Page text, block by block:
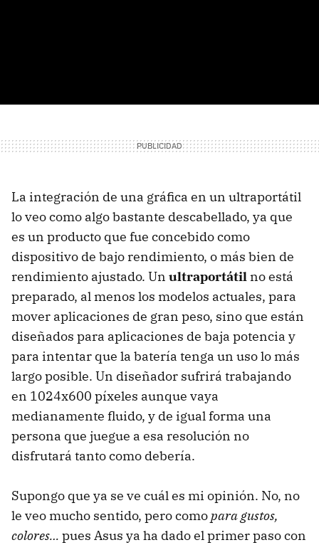
La integración de una gráfica en un ultraportátil
lo veo como algo bastante descabellado, ya que
es un producto que fue concebido como
dispositivo de bajo rendimiento, o más bien de
rendimiento ajustado. Un ultraportátil no está
preparado, al menos los modelos actuales, para
mover aplicaciones de gran peso, sino que están
diseñados para aplicaciones de baja potencia y
para intentar que la batería tenga un uso lo más
largo posible. Un diseñador sufrirá trabajando
en 1024x600 píxeles aunque vaya
medianamente fluido, y de igual forma una
persona que juegue a esa resolución no
disfrutará tanto como debería.
Supongo que ya se ve cuál es mi opinión. No, no
le veo mucho sentido, pero comopara gustos,
colores… pues Asus ya ha dado el primer paso con